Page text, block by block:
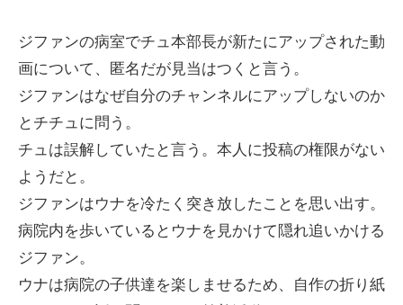
ジファンの病室でチュ本部長が新たにアップされた動
画について、匿名だが見当はつくと言う。
ジファンはなぜ自分のチャンネルにアップしないのか
とチチュに問う。
チュは誤解していたと言う。本人に投稿の権限がない
ようだと。
ジファンはウナを冷たく突き放したことを思い出す。
病院内を歩いているとウナを見かけて隠れ追いかける
ジファン。
ウナは病院の子供達を楽しませるため、自作の折り紙